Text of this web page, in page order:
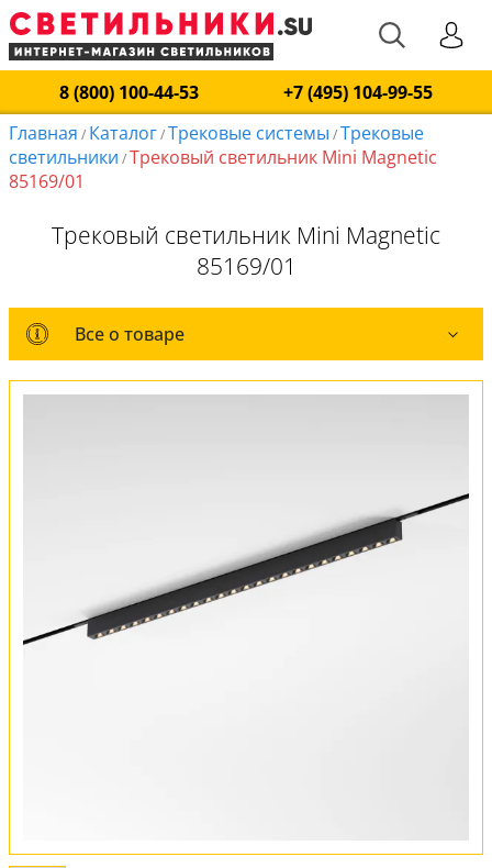
8 (800) 100-44-53
+7 (495) 104-99-55
Главная / Каталог/Трековые системы /Трековые
светильники /Трековый светильник Mini Magnetic
85169/01
Трековый светильник Mini Magnetic
85169/01
Все о товаре
Все о товаре
Установка